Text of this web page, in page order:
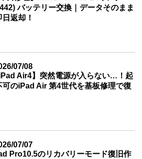
バッテリー交換｜データそのまま
返却！
07/08
iPad Air4】突然電源が入らない…！起
可のiPad Air 第4世代を基板修理で復
07/07
Pro10.5のリカバリーモード復旧作